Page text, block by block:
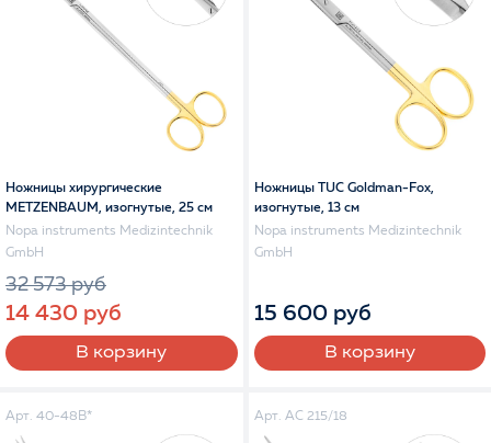
Ножницы хирургические
METZENBAUM, изогнутые, 25 см
Nopa instruments Medizintechnik
GmbH
32 573 руб
14 430 руб
В корзину
Ножницы TUC Goldman-Fox,
изогнутые, 13 см
Nopa instruments Medizintechnik
GmbH
15 600 руб
В корзину
Арт. 40-48B* Арт. AC 215/18